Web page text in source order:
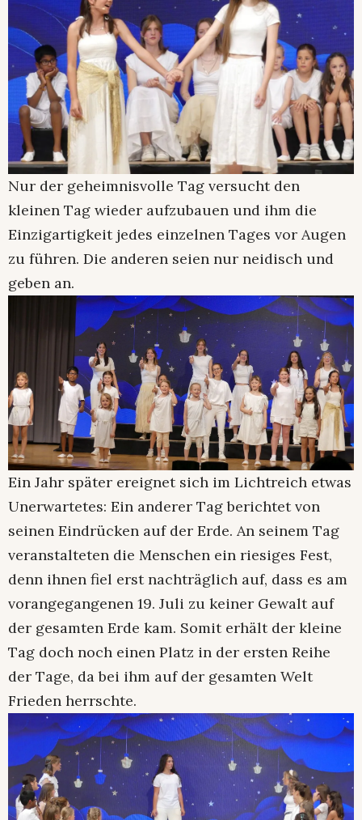
Nur der geheimnisvolle Tag versucht den
kleinen Tag wieder aufzubauen und ihm die
Einzigartigkeit jedes einzelnen Tages vor Augen
zu führen. Die anderen seien nur neidisch und
geben an.
Ein Jahr später ereignet sich im Lichtreich etwas
Unerwartetes: Ein anderer Tag berichtet von
seinen Eindrücken auf der Erde. An seinem Tag
veranstalteten die Menschen ein riesiges Fest,
denn ihnen fiel erst nachträglich auf, dass es am
vorangegangenen 19. Juli zu keiner Gewalt auf
der gesamten Erde kam. Somit erhält der kleine
Tag doch noch einen Platz in der ersten Reihe
der Tage, da bei ihm auf der gesamten Welt
Frieden herrschte.